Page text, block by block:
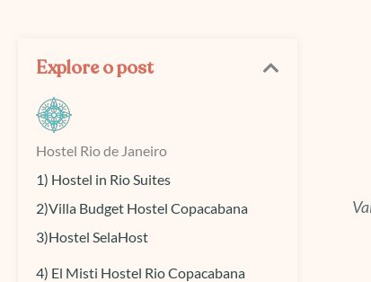
Explore o post
Hostel Rio de Janeiro
1) Hostel in Rio Suites
2)Villa Budget Hostel Copacabana
3)Hostel SelaHost
4) El Misti Hostel Rio Copacabana